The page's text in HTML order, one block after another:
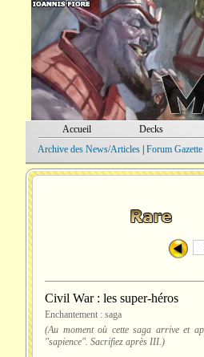
Accueil Decks
Archive des News/Articles| Forum Gazette|
Civil War : les super-héros
Enchantement : saga
(Au moment où cette saga arrive et
"sapience". Sacrifiez après III.)